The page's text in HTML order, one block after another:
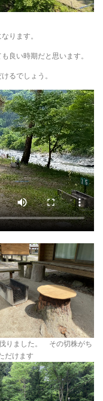
ります。
良い時期だと思います。
るでしょう。
りました。 その切株がち
だけます